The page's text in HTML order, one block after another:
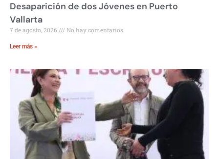
Desaparición de dos Jóvenes en Puerto
Vallarta
7 de agosto, 2026 No hay comentarios
Leer más »